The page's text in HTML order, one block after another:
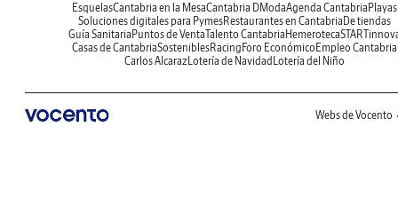
EsquelasCantabria en la MesaCantabria DModaAgenda Cantabria Playas
Soluciones digitales para PymesRestaurantes en Cantabria De tiendas
Guía Sanitaria Puntos de VentaTalento Cantabria Hemeroteca
Casas de CantabriaSosteniblesRacing Foro Económico Empleo Cantabria
Carlos AlcarazLotería de Navidad Lotería del Niño
Webs de Vocento